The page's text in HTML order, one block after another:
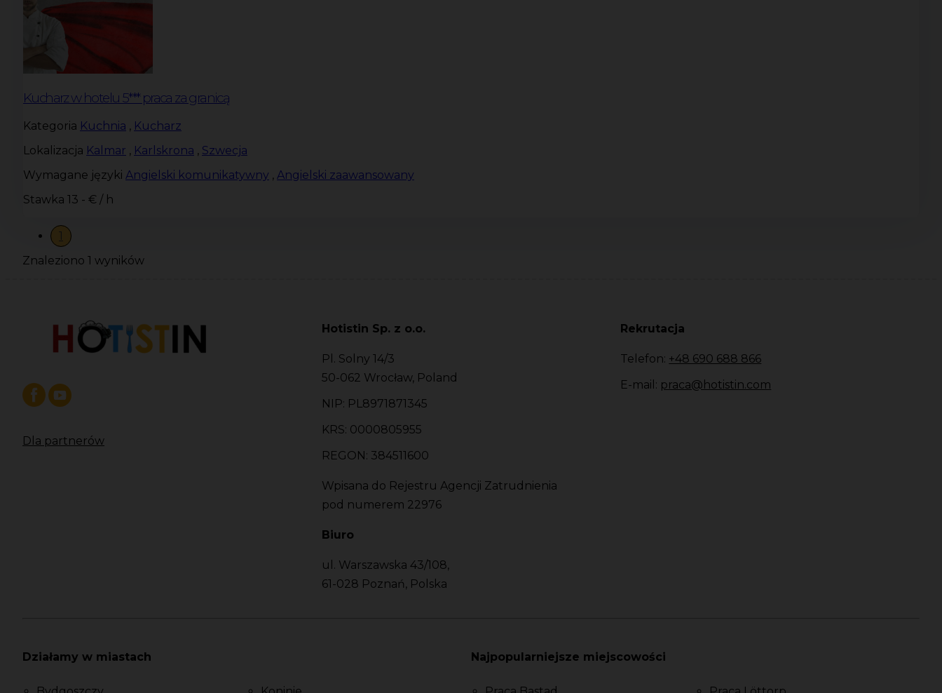
Kucharz w hotelu 5*** praca za granicą
Kategoria Kuchnia , Kucharz
Lokalizacja Kalmar , Karlskrona , Szwecja
Wymagane języki Angielski komunikatywny , Angielski zaawansowany
Stawka 13 - € / h
1
Znaleziono 1 wyników
Dla partnerów
Hotistin Sp. z o.o.
Pl. Solny 14/3
50-062 Wrocław, Poland
NIP: PL8971871345
KRS: 0000805955
REGON: 384511600
Wpisana do Rejestru Agencji Zatrudnienia
pod numerem 22976
Biuro
ul. Warszawska 43/108,
61-028 Poznań, Polska
Rekrutacja
Telefon: +48 690 688 866
E-mail: praca@hotistin.com
Działamy w miastach Najpopularniejsze miejscowości